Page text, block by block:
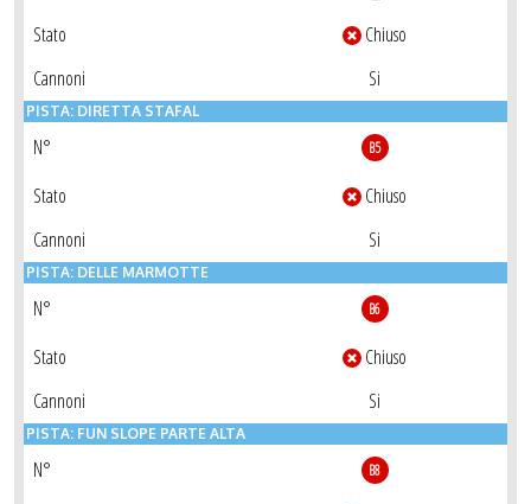
Stato
Chiuso
Cannoni
Si
PISTA: DIRETTA STAFAL
N° B5
Stato
Chiuso
Cannoni
Si
PISTA: DELLE MARMOTTE
N° B6
Stato
Chiuso
Cannoni
Si
PISTA: FUN SLOPE PARTE ALTA
N° B8